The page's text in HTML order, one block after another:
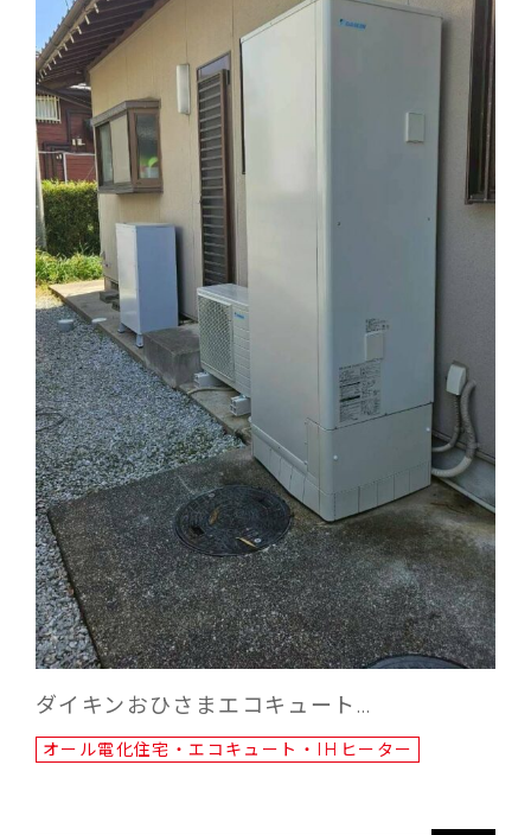
ダイキンおひさまエコキュート…
オール電化住宅・エコキュート・IHヒーター